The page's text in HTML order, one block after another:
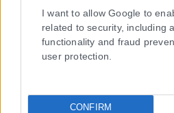
I want to allow Google to
related to security, including
functionality and fraud
user protection.
CONFIRM